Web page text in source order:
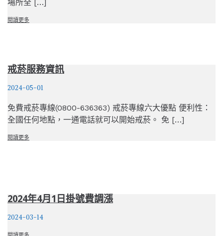
場所全 […]
閱讀更多
戒菸服務資訊
2024-05-01
免費戒菸專線(0800-636363) 戒菸專線六大優點 便利性：
全國任何地點，一通電話就可以開始戒菸。 免 […]
閱讀更多
2024年4月1日掛號費調漲
2024-03-14